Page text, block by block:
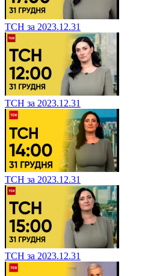
ТСН за 2023.12.31
ТСН за 2023.12.31
ТСН за 2023.12.31
ТСН за 2023.12.31